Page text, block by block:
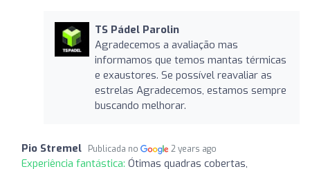
TS Pádel Parolin
Agradecemos a avaliação mas
informamos que temos mantas térmicas
e exaustores. Se possível reavaliar as
estrelas Agradecemos, estamos sempre
buscando melhorar.
Pio Stremel Publicada no 2 years ago
Experiência fantástica: Ótimas quadras cobertas,